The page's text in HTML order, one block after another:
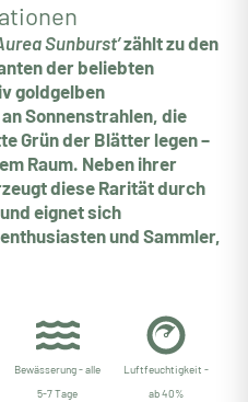
Sunburst’zählt zu den
der beliebten
goldgelben
Sonnenstrahlen, die
Grün der Blätter legen –
Raum. Neben ihrer
diese Rarität durch
eignet sich
und Sammler,
Bewässerung - alle
5-7 Tage
Luftfeuchtigkeit -
ab 40%